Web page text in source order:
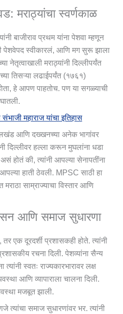
मराठ्यांचा स्वर्णकाळ
बाजीराव प्रथम यांना पेशवा म्हणून
पेशवेपद स्वीकारलं, आणि मग सुरू झाला
नेतृत्वाखाली मराठ्यांनी दिल्लीपर्यंत
तिसऱ्या लढाईपर्यंत (१७६१)
हे आपण पाहतोच. पण या सगळ्याची
महाराज यांचा इतिहास
आणि दख्खनच्या अनेक भागांवर
दिल्लीवर हल्ला करून मुघलांना धडा
होतं की, त्यांनी आपल्या सेनापतींना
हाती ठेवली. MPSC साठी हा
मराठा साम्राज्याचा विस्तार आणि
आणि समाज सुधारणा
एक दूरदर्शी प्रशासकही होते. त्यांनी
रचना दिली. पेशव्यांना सैन्य
त्यांनी स्वतः राज्यकारभारावर लक्ष
आणि व्यापाराला चालना दिली.
मजबूत झाली.
समाज सुधारणांवर भर. त्यांनी